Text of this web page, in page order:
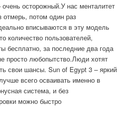
очень осторожный.У нас менталитет
отмерь, потом один раз
вписываются в эту модель
количество пользователей,
бесплатно, за последние два года
просто любопытство.Люди хотят
свои шансы. Sun of Egypt 3 – яркий
всего осваивать именно в
система, и без
можно быстро